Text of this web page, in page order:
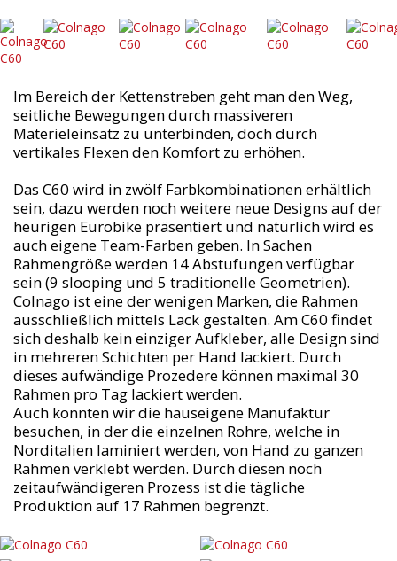
Im Bereich der Kettenstreben geht man den Weg,
seitliche Bewegungen durch massiveren
Materieleinsatz zu unterbinden, doch durch
vertikales Flexen den Komfort zu erhöhen.
Das C60 wird in zwölf Farbkombinationen erhältlich
sein, dazu werden noch weitere neue Designs auf der
heurigen Eurobike präsentiert und natürlich wird es
auch eigene Team-Farben geben. In Sachen
Rahmengröße werden 14 Abstufungen verfügbar
sein (9 slooping und 5 traditionelle Geometrien).
Colnago ist eine der wenigen Marken, die Rahmen
ausschließlich mittels Lack gestalten. Am C60 findet
sich deshalb kein einziger Aufkleber, alle Design sind
in mehreren Schichten per Hand lackiert. Durch
dieses aufwändige Prozedere können maximal 30
Rahmen pro Tag lackiert werden.
Auch konnten wir die hauseigene Manufaktur
besuchen, in der die einzelnen Rohre, welche in
Norditalien laminiert werden, von Hand zu ganzen
Rahmen verklebt werden. Durch diesen noch
zeitaufwändigeren Prozess ist die tägliche
Produktion auf 17 Rahmen begrenzt.